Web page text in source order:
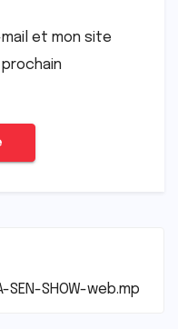
et mon site
SHOW-web.mp